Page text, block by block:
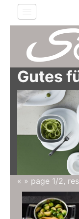
Gutes
« » page 1/2,